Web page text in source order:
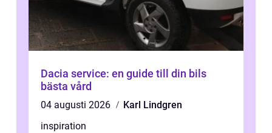
Dacia service: en guide till din bils
bästa vård
04 augusti 2026
Karl Lindgren
inspiration